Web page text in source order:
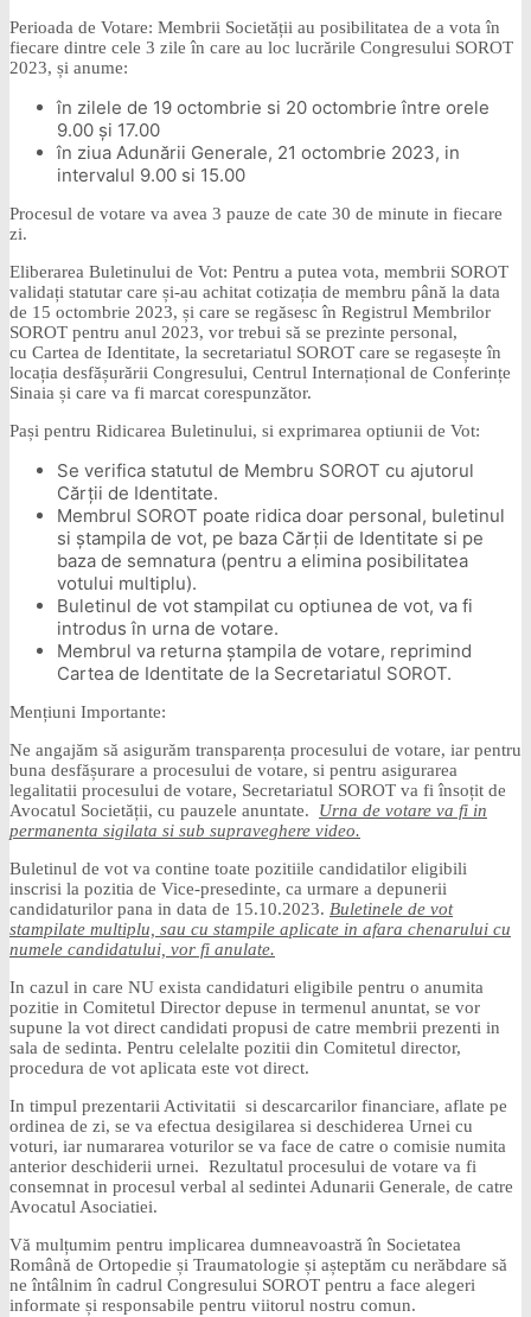
Perioada de Votare: Membrii Societății au posibilitatea de a vota în
fiecare dintre cele 3 zile în care au loc lucrările Congresului SOROT
2023, și anume:
în zilele de 19 octombrie si 20 octombrie între orele
9.00 și 17.00
în ziua Adunării Generale, 21 octombrie 2023, in
intervalul 9.00 si 15.00
Procesul de votare va avea 3 pauze de cate 30 de minute in fiecare
zi.
Eliberarea Buletinului de Vot: Pentru a putea vota, membrii SOROT
validați statutar care și-au achitat cotizația de membru până la data
de 15 octombrie 2023, și care se regăsesc în Registrul Membrilor
SOROT pentru anul 2023, vor trebui să se prezinte personal,
cu Cartea de Identitate, la secretariatul SOROT care se regasește în
locația desfășurării Congresului, Centrul Internațional de Conferințe
Sinaia și care va fi marcat corespunzător.
Pași pentru Ridicarea Buletinului, si exprimarea optiunii de Vot:
Se verifica statutul de Membru SOROT cu ajutorul
Cărții de Identitate.
Membrul SOROT poate ridica doar personal, buletinul
si ștampila de vot, pe baza Cărții de Identitate si pe
baza de semnatura (pentru a elimina posibilitatea
votului multiplu).
Buletinul de vot stampilat cu optiunea de vot, va fi
introdus în urna de votare.
Membrul va returna ștampila de votare, reprimind
Cartea de Identitate de la Secretariatul SOROT.
Mențiuni Importante:
Ne angajăm să asigurăm transparența procesului de votare, iar pentru
buna desfășurare a procesului de votare, si pentru asigurarea
legalitatii procesului de votare, Secretariatul SOROT va fi însoțit de
Avocatul Societății, cu pauzele anuntate. Urna de votare va fi in
permanenta sigilata si sub supraveghere video.
Buletinul de vot va contine toate pozitiile candidatilor eligibili
inscrisi la pozitia de Vice-presedinte, ca urmare a depunerii
candidaturilor pana in data de 15.10.2023. Buletinele de vot
stampilate multiplu, sau cu stampile aplicate in afara chenarului cu
numele candidatului, vor fi anulate.
In cazul in care NU exista candidaturi eligibile pentru o anumita
pozitie in Comitetul Director depuse in termenul anuntat, se vor
supune la vot direct candidati propusi de catre membrii prezenti in
sala de sedinta. Pentru celelalte pozitii din Comitetul director,
procedura de vot aplicata este vot direct.
In timpul prezentarii Activitatii si descarcarilor financiare, aflate pe
ordinea de zi, se va efectua desigilarea si deschiderea Urnei cu
voturi, iar numararea voturilor se va face de catre o comisie numita
anterior deschiderii urnei. Rezultatul procesului de votare va fi
consemnat in procesul verbal al sedintei Adunarii Generale, de catre
Avocatul Asociatiei.
Vă mulțumim pentru implicarea dumneavoastră în Societatea
Română de Ortopedie și Traumatologie și așteptăm cu nerăbdare să
ne întâlnim în cadrul Congresului SOROT pentru a face alegeri
informate și responsabile pentru viitorul nostru comun.